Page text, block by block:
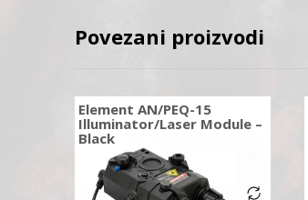
Povezani proizvodi
Element AN/PEQ-15
Illuminator/Laser Module –
Black